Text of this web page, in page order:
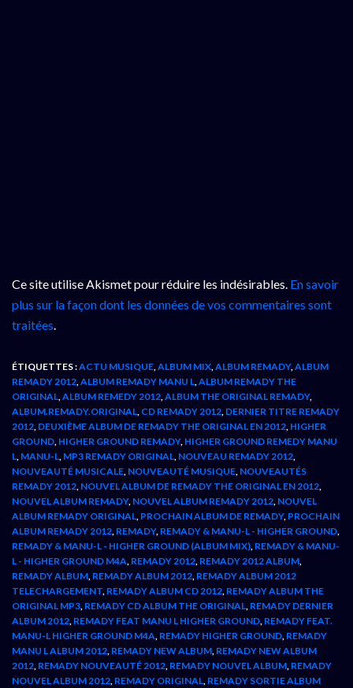
Ce site utilise Akismet pour réduire les indésirables. En savoir
plus sur la façon dont les données de vos commentaires sont
traitées.
ÉTIQUETTES :ACTU MUSIQUE ALBUM MIX ALBUM REMADY, ALBUM
REMADY 2012 ALBUM REMADY MANU L ALBUM REMADY THE
ORIGINAL ALBUM REMEDY 2012 ALBUM THE ORIGINAL REMADY,
ALBUM.REMADY.ORIGINAL CD REMADY 2012 DERNIER TITRE REMADY
2012 DEUXIÈME ALBUM DE REMADY THE ORIGINAL EN 2012 HIGHER
GROUND HIGHER GROUND REMADY, HIGHER GROUND REMEDY MANU
L MANU-L MP3 REMADY ORIGINAL NOUVEAU REMADY 2012
NOUVEAUTÉ MUSICALE NOUVEAUTÉ MUSIQUE NOUVEAUTÉS
REMADY 2012 NOUVEL ALBUM DE REMADY THE ORIGINAL EN 2012
NOUVEL ALBUM REMADY, NOUVEL ALBUM REMADY 2012 NOUVEL
ALBUM REMADY ORIGINAL PROCHAIN ALBUM DE REMADY, PROCHAIN
ALBUM REMADY 2012 REMADY, REMADY & MANU-L - HIGHER GROUND
REMADY & MANU-L - HIGHER GROUND (ALBUM MIX) REMADY & MANU-
L - HIGHER GROUND M4A REMADY 2012 REMADY 2012 ALBUM
REMADY ALBUM REMADY ALBUM 2012 REMADY ALBUM 2012
TELECHARGEMENT REMADY ALBUM CD 2012 REMADY ALBUM THE
ORIGINAL MP3 REMADY CD ALBUM THE ORIGINAL REMADY DERNIER
ALBUM 2012 REMADY FEAT MANU L HIGHER GROUND REMADY FEAT.
MANU-L HIGHER GROUND M4A REMADY HIGHER GROUND REMADY
MANU L ALBUM 2012 REMADY NEW ALBUM REMADY NEW ALBUM
2012 REMADY NOUVEAUTÉ 2012 REMADY NOUVEL ALBUM REMADY
NOUVEL ALBUM 2012 REMADY ORIGINAL REMADY SORTIE ALBUM